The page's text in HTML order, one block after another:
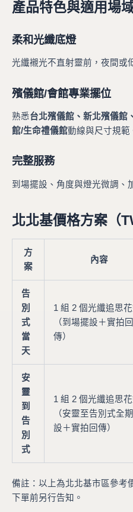
產品特色與適用場
柔和光纖底燈
光纖襯光不直射靈前，夜間或
殯儀館/會館專業擺位
熟悉台北殯儀館、新北殯儀館
館/生命禮儀館動線與尺寸規範
完整服務
到場擺設、角度與燈光微調、
北北基價格方案（
方
案
內容
告
別
式
當
天
1 組 2 個光纖追思
（到場擺設＋實拍回
傳）
安
靈
到
告
別
式
1 組 2 個光纖追思
（安靈至告別式全
設＋實拍回傳）
備註：以上為北北基市區參考
下單前另行告知。